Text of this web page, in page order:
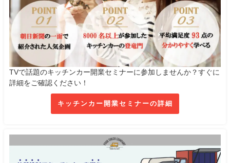
TVで話題のキッチンカー開業セミナーに参加しませんか？すぐに
詳細をご確認ください！
キッチンカー開業セミナーの詳細